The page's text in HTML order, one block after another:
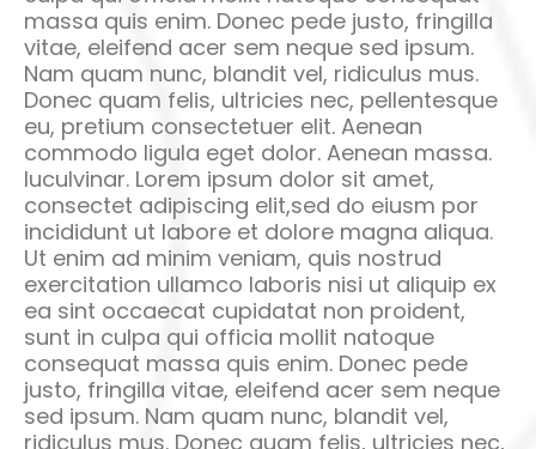
massa quis enim. Donec pede justo, fringilla
vitae, eleifend acer sem neque sed ipsum.
Nam quam nunc, blandit vel, ridiculus mus.
Donec quam felis, ultricies nec, pellentesque
eu, pretium consectetuer elit. Aenean
commodo ligula eget dolor. Aenean massa.
luculvinar. Lorem ipsum dolor sit amet,
consectet adipiscing elit,sed do eiusm por
incididunt ut labore et dolore magna aliqua.
Ut enim ad minim veniam, quis nostrud
exercitation ullamco laboris nisi ut aliquip ex
ea sint occaecat cupidatat non proident,
sunt in culpa qui officia mollit natoque
consequat massa quis enim. Donec pede
justo, fringilla vitae, eleifend acer sem neque
sed ipsum. Nam quam nunc, blandit vel,
ridiculus mus. Donec quam felis, ultricies nec,